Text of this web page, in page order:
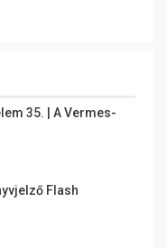
35. | A Vermes-
Flash